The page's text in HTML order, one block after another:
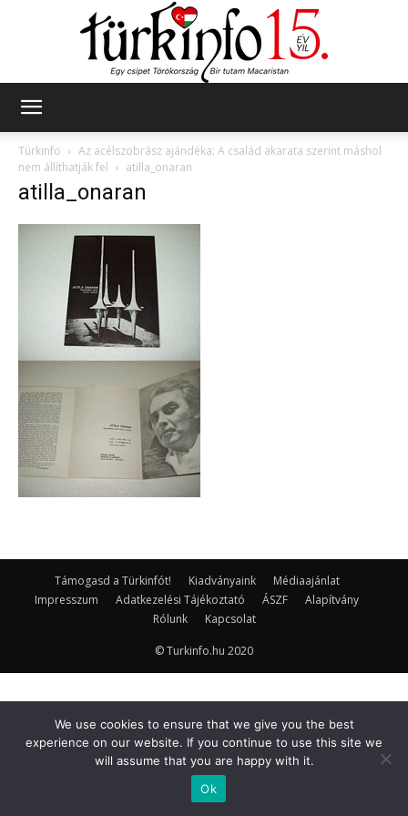
Türkinfo
Az acélszobrász ajándéka: A család akarata szerint máshol
nem állíthatják fel
atilla_onaran
atilla_onaran
Támogasd a Türkinfót! Kiadványaink
Médiaajánlat
Impresszum
Adatkezelési Tájékoztató ÁSZF
Alapítvány
Rólunk
Kapcsolat
© Turkinfo.hu 2020
We use cookies to ensure that we give you the best
experience on our website. If you continue to use this site we
will assume that you are happy with it.
Ok